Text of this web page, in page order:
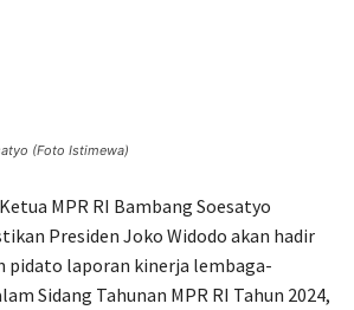
(Foto Istimewa)
MPR RI Bambang Soesatyo
Presiden Joko Widodo akan hadir
pidato laporan kinerja lembaga-
Sidang Tahunan MPR RI Tahun 2024,